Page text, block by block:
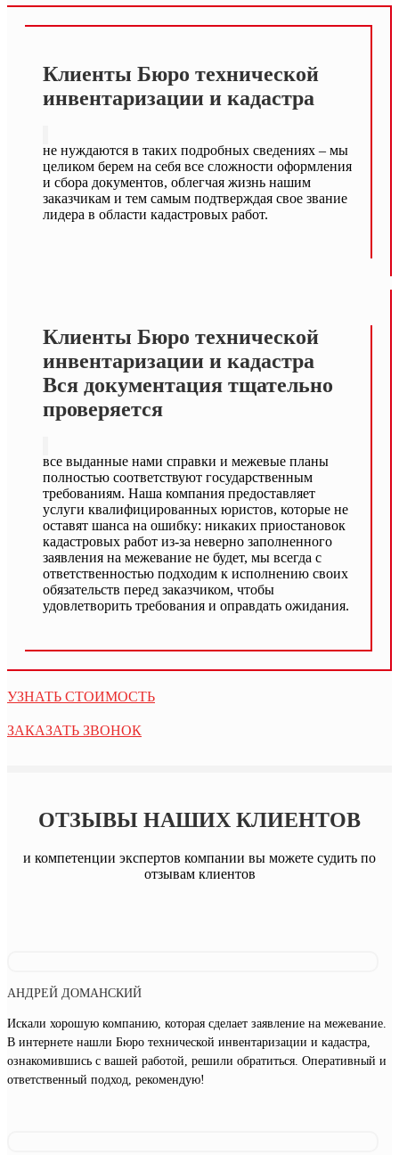
Клиенты Бюро технической
инвентаризации и кадастра
не нуждаются в таких подробных сведениях – мы
целиком берем на себя все сложности оформления
и сбора документов, облегчая жизнь нашим
заказчикам и тем самым подтверждая свое звание
лидера в области кадастровых работ.
Клиенты Бюро технической
инвентаризации и кадастра
Вся документация тщательно
проверяется
все выданные нами справки и межевые планы
полностью соответствуют государственным
требованиям. Наша компания предоставляет
услуги квалифицированных юристов, которые не
оставят шанса на ошибку: никаких приостановок
кадастровых работ из-за неверно заполненного
заявления на межевание не будет, мы всегда с
ответственностью подходим к исполнению своих
обязательств перед заказчиком, чтобы
удовлетворить требования и оправдать ожидания.
УЗНАТЬ СТОИМОСТЬ
ЗАКАЗАТЬ ЗВОНОК
ОТЗЫВЫ НАШИХ КЛИЕНТОВ
и компетенции экспертов компании вы можете судить по
отзывам клиентов
АНДРЕЙ ДОМАНСКИЙ
Искали хорошую компанию, которая сделает заявление на межевание.
В интернете нашли Бюро технической инвентаризации и кадастра,
ознакомившись с вашей работой, решили обратиться. Оперативный и
ответственный подход, рекомендую!